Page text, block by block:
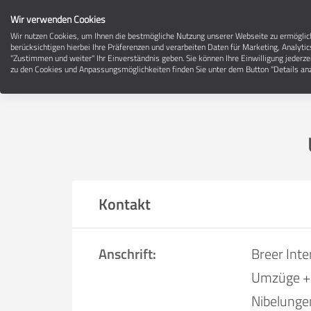
Kontakt
Anschrift:
Breer
Umzüge
Wir verwenden Cookies
Wir nutzen Cookies, um Ihnen die bestmögliche Nutzung unserer Webseite zu
berücksichtigen hierbei Ihre Präferenzen und verarbeiten Daten für Marketing,
"Zustimmen und weiter" Ihr Einverständnis geben. Sie können Ihre Einwilligung
zu den Cookies und Anpassungsmöglichkeiten finden Sie unter dem Button "Details